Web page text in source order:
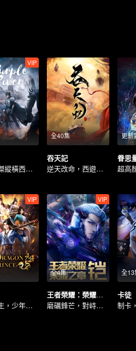
VIP
紫川三傑縱橫西川大陸
全40集
吞天記
逆天改命，西遊題材 ，古典仙俠
更新
眷思
VIP
逆轉人生，少年執筆破蒼穹
全4集
VIP
王者榮耀：榮耀之章 命運篇
磨礪鋒芒，對峙命運
全13
卡徒